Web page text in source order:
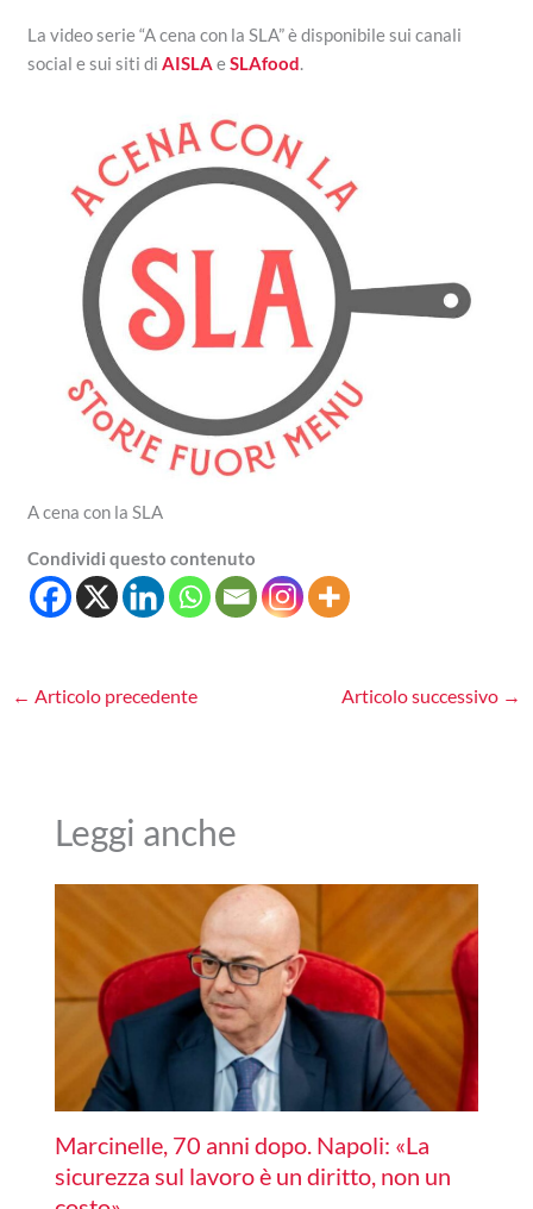
La video serie “A cena con la SLA” è disponibile sui canali
social e sui siti diAISLA eSLAfood.
A cena con la SLA
Condividi questo contenuto
← Articolo precedente Articolo successivo →
Leggi anche
Marcinelle, 70 anni dopo. Napoli: «La
sicurezza sul lavoro è un diritto, non un